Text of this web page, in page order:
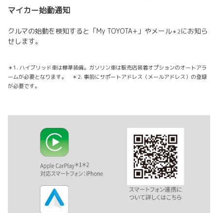
マイカー始動通知
クルマの始動を検知すると「My TOYOTA+」やメール＊2にお知ら
せします。
＊1. ハイブリッド車は標準装備。ガソリン車は販売店装着オプションのオートアラ
ームが必要となります。 ＊2. 事前にサポートアドレス（メールアドレス）の登録
が必要です。